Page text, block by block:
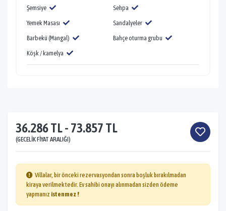
Şemsiye
Sehpa
Yemek Masası
Sandalyeler
Barbekü (Mangal)
Bahçe oturma grubu
Köşk / kamelya
36.286 TL - 73.857 TL
(GECELIK FIYAT ARALIĞI)
Villalar, bir önceki rezervasyondan sonra boşluk bırakılmadan
kiraya verilmektedir. Ev sahibi onayı alınmadan sizden ödeme
yapmanız istenmez !